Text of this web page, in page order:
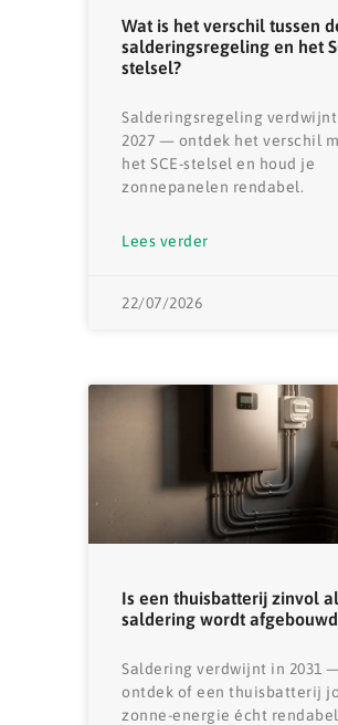
Wat is het verschil tussen
salderingsregeling en het
stelsel?
Salderingsregeling verdwijnt
2027 — ontdek het verschil
het SCE-stelsel en houd je
zonnepanelen rendabel.
Lees verder
22/07/2026
Is een thuisbatterij zinvol
saldering wordt
Saldering verdwijnt in 2031
ontdek of een thuisbatterij
zonne-energie écht rendabel